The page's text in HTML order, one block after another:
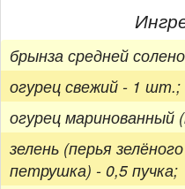
брынза средней
огурец свежий - 1 шт.;
огурец
зелень (перья
петрушка) - 0,5 пучка;